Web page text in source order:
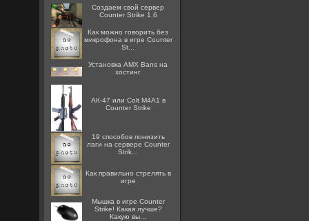
Создаем свой сервер
Counter Strike 1.6
Как можно говорить без
микрофона в игре Counter
St...
Установка AMX Bans на
хостинг
АК-47 или Colt M4A1 в
Counter Strike
19 способов понизить
лаги на сервере Counter
Strik...
Как правильно стрелять в
игре
Мышка в игре Counter
Strike! Какая лучше?
Какую вы...